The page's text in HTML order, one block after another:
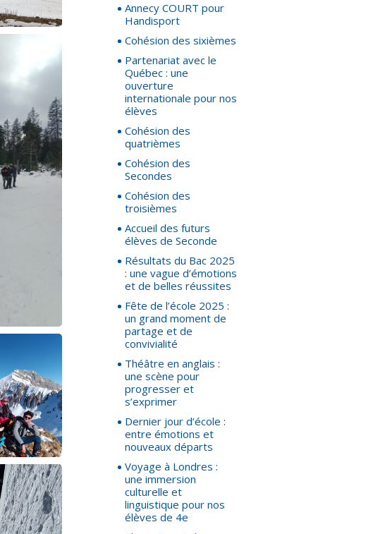
Annecy COURT pour
Handisport
Cohésion des sixièmes
Partenariat avec le
Québec : une
ouverture
internationale pour nos
élèves
Cohésion des
quatrièmes
Cohésion des
Secondes
Cohésion des
troisièmes
Accueil des futurs
élèves de Seconde
Résultats du Bac 2025
: une vague d’émotions
et de belles réussites
Fête de l’école 2025 :
un grand moment de
partage et de
convivialité
Théâtre en anglais :
une scène pour
progresser et
s’exprimer
Dernier jour d’école :
entre émotions et
nouveaux départs
Voyage à Londres :
une immersion
culturelle et
linguistique pour nos
élèves de 4e